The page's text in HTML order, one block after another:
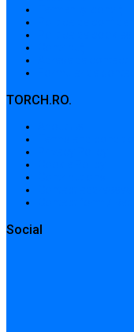
TORCH.RO.
Social